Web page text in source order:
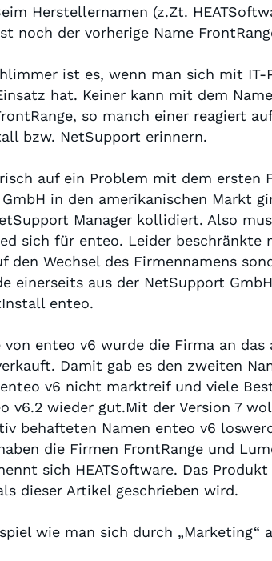
Herstellernamen (z.Zt.
noch der vorherige Name
ist es, wenn man sich mit
hat. Keiner kann mit dem
so manch einer reagiert
bzw. NetSupport erinnern.
auf ein Problem mit dem ersten
in den amerikanischen Markt
Manager kollidiert. Also
sich für enteo. Leider beschränkte
den Wechsel des Firmennamens
einerseits aus der NetSupport
enteo.
enteo v6 wurde die Firma an das
Damit gab es den zweiten
v6 nicht marktreif und viele
v6.2 wieder gut.Mit der Version 7
behafteten Namen enteo v6
die Firmen FrontRange und
sich HEATSoftware. Das
dieser Artikel geschrieben wird.
wie man sich durch „Marketing“